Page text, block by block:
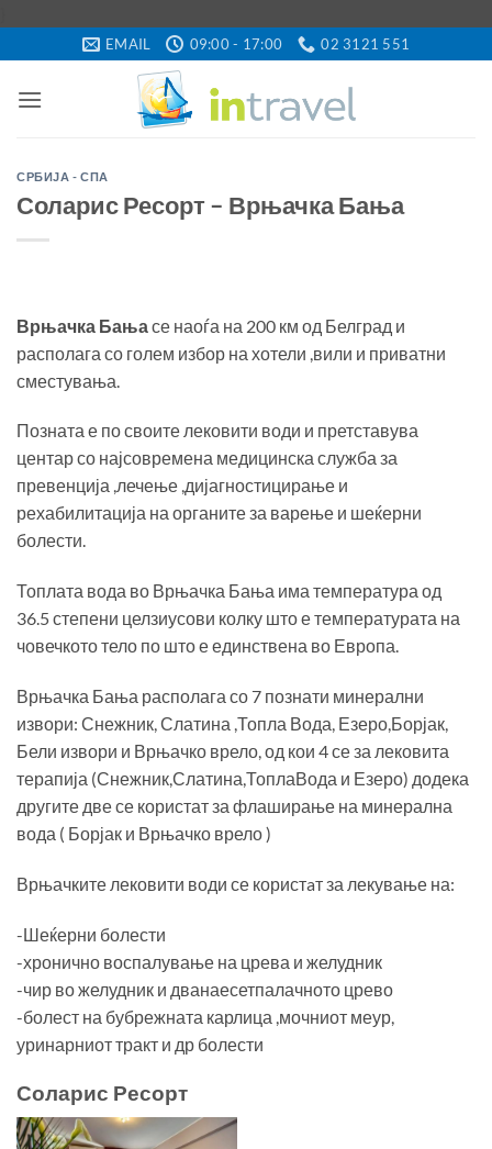
content
EMAIL 09:00 - 17:00 02 3121 551
СРБИЈА - СПА
Соларис Ресорт – Врњачка Бања
Врњачка Бања се наоѓа на 200 км од Белград и
располага со голем избор на хотели ,вили и приватни
сместувања.
Позната е по своите лековити води и претставува
центар со најсовремена медицинска служба за
превенција ,лечење ,дијагностицирање и
рехабилитација на органите за варење и шеќерни
болести.
Топлата вода во Врњачка Бања има температура од
36.5 степени целзиусови колку што е температурата на
човечкото тело по што е единствена во Европа.
Врњачка Бања располага со 7 познати минерални
извори: Снежник, Слатина ,Топла Вода, Езеро,Борјак,
Бели извори и Врњачко врело, од кои 4 се за лековита
терапија (Снежник,Слатина,ТоплаВода и Езеро) додека
другите две се користат за флаширање на минерална
вода ( Борјак и Врњачко врело )
Врњачките лековити води се користaт за лекување на:
-Шеќерни болести
-хронично воспалување на црева и желудник
-чир во желудник и дванаесетпалачното црево
-болест на бубрежната карлица ,мочниот меур,
уринарниот тракт и др болести
Соларис Ресорт